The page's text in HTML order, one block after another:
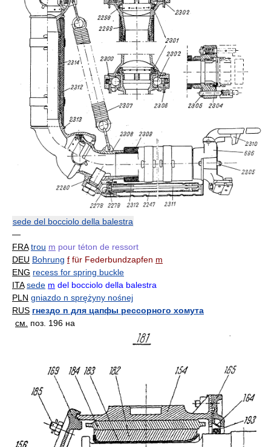
sede del bocciolo della balestra
—
FRA trou m pour téton de ressort
DEU Bohrung f für Federbundzapfen m
ENG recess for spring buckle
ITA sede m del bocciolo della balestra
PLN gniazdo n sprężyny nośnej
RUS гнездо n для цапфы рессорного хомута
см.
поз. 196 на